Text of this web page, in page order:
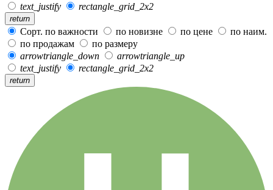
text_justify
rectangle_grid_2x2
return
Сорт. по важности по новизне по цене
по наим.
по продажам
по размеру
arrowtriangle_down
arrowtriangle_up
text_justify
rectangle_grid_2x2
return